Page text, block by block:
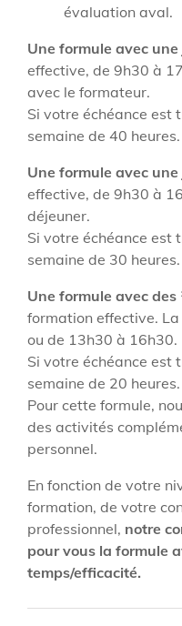
évaluation aval.
Une formule avec
effective, de 9h30 à
avec le formateur.
Si votre échéance est
semaine de 40 heures.
Une formule avec
effective, de 9h30 à
déjeuner.
Si votre échéance est
semaine de 30 heures.
Une formule avec
formation effective.
ou de 13h30 à 16h30.
Si votre échéance est
semaine de 20 heures.
Pour cette formule,
des activités
personnel.
En fonction de votre
formation, de votre
professionnel, notre
pour vous la formule
temps/efficacité.